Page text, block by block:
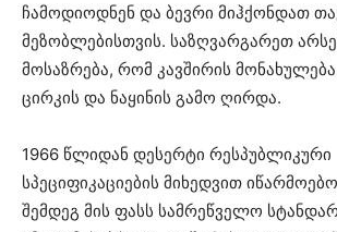
ჩამოდიოდნენ და ბევრი მიჰქონდათ
მეზობლებისთვის. საზღვარგარეთ
მოსაზრება, რომ კავშირის
ცირკის და ნაყინის გამო ღირდა.
1966 წლიდან დესერტი რესპუბლიკური
სპეციფიკაციების მიხედვით
შემდეგ მის ფასს სამრეწველო